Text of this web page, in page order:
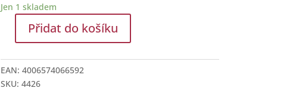
Jen 1 skladem
Čokoládové
Kuchyňské
náčiní
Přidat do košíku
EAN:4006574066592
SKU:4426